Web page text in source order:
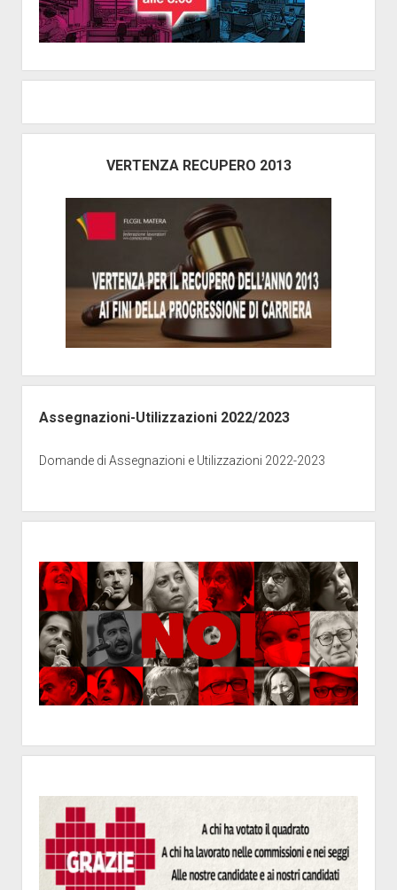
GRATUITA
VERTENZA RECUPERO 2013
Assegnazioni-Utilizzazioni 2022/2023
Domande di Assegnazioni e Utilizzazioni 2022-2023